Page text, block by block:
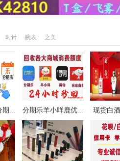
时计 腕表 之美
... 分期乐羊小咩鹿优... 现货白